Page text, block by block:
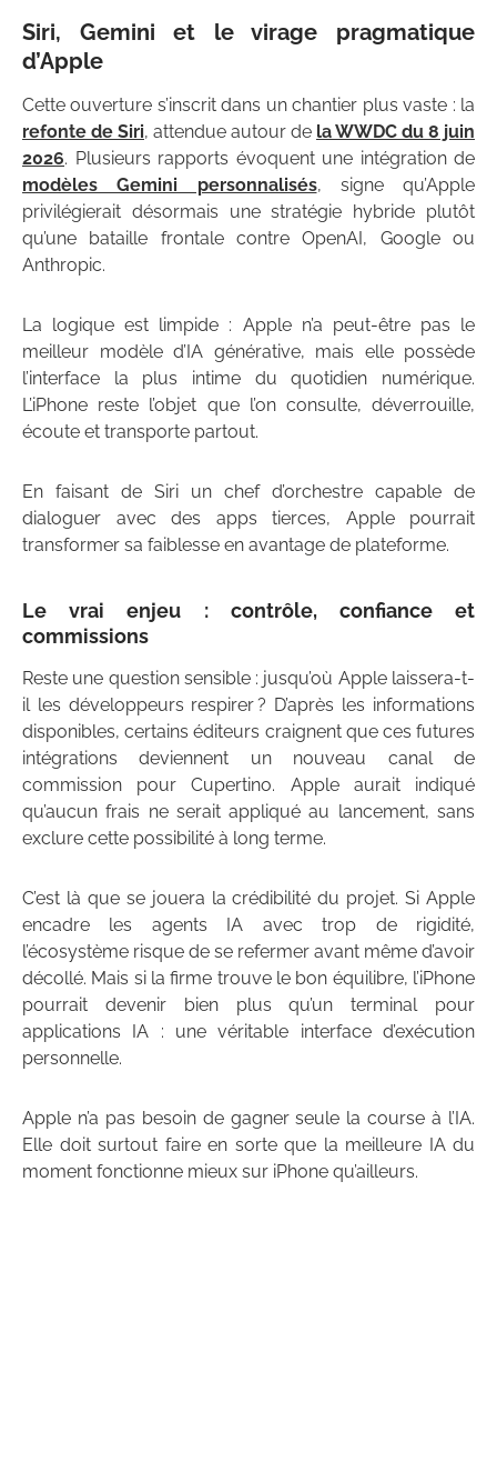
Siri, Gemini et le virage pragmatique
d’Apple
Cette ouverture s’inscrit dans un chantier plus vaste : la
refonte de Siri, attendue autour de la WWDC du 8 juin
2026. Plusieurs rapports évoquent une intégration de
modèles Gemini personnalisés, signe qu’Apple
privilégierait désormais une stratégie hybride plutôt
qu’une bataille frontale contre OpenAI, Google ou
Anthropic.
La logique est limpide : Apple n’a peut-être pas le
meilleur modèle d’IA générative, mais elle possède
l’interface la plus intime du quotidien numérique.
L’iPhone reste l’objet que l’on consulte, déverrouille,
écoute et transporte partout.
En faisant de Siri un chef d’orchestre capable de
dialoguer avec des apps tierces, Apple pourrait
transformer sa faiblesse en avantage de plateforme.
Le vrai enjeu : contrôle, confiance et
commissions
Reste une question sensible : jusqu’où Apple laissera-t-
il les développeurs respirer ? D’après les informations
disponibles, certains éditeurs craignent que ces futures
intégrations deviennent un nouveau canal de
commission pour Cupertino. Apple aurait indiqué
qu’aucun frais ne serait appliqué au lancement, sans
exclure cette possibilité à long terme.
C’est là que se jouera la crédibilité du projet. Si Apple
encadre les agents IA avec trop de rigidité,
l’écosystème risque de se refermer avant même d’avoir
décollé. Mais si la firme trouve le bon équilibre, l’iPhone
pourrait devenir bien plus qu’un terminal pour
applications IA : une véritable interface d’exécution
personnelle.
Apple n’a pas besoin de gagner seule la course à l’IA.
Elle doit surtout faire en sorte que la meilleure IA du
moment fonctionne mieux sur iPhone qu’ailleurs.